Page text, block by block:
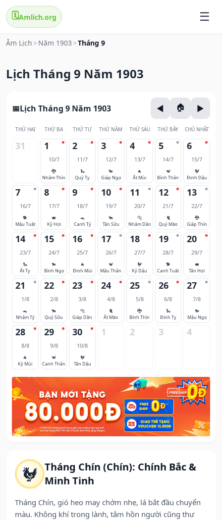
🗓️Amlich.org
Âm Lịch > Năm 1903 >Tháng 9
Lịch Tháng 9 Năm 1903
🐓 Tháng Chín (Chín): Chính Bắc &
Minh Tinh
Tháng Chín, gió heo may chớm nhẹ, lá bắt đầu chuyển
màu. Không khí trong lành, tâm hồn người cũng thư
Lịch Tháng 9 Năm 1903
THỨ HAI THỨ BA THỨ TƯ THỨ NĂM THỨ SÁU THỨ BẢY CHỦ NHẬT
31 1
10/7
🐉
Nhâm Thìn
2
11/7
🐍
Quý Tỵ
3
12/7
🐎
Giáp Ngọ
4
13/7
🐐
Ất Mùi
5
14/7
🐒
Bính Thân
6
15/7
🐓
Đinh Dậu
7
16/7
🐕
Mậu Tuất
8
17/7
🐖
Kỷ Hợi
9
18/7
🐀
Canh Tý
10
19/7
🐂
Tân Sửu
11
20/7
🐅
Nhâm Dần
12
21/7
🐈
Quý Mão
13
22/7
🐉
Giáp Thìn
14
23/7
🐍
Ất Tỵ
15
24/7
🐎
Bính Ngọ
16
25/7
🐐
Đinh Mùi
17
26/7
🐒
Mậu Thân
18
27/7
🐓
Kỷ Dậu
19
28/7
🐕
Canh Tuất
20
29/7
🐖
Tân Hợi
21
1/8
🐀
Nhâm Tý
22
2/8
🐂
Quý Sửu
23
3/8
🐅
Giáp Dần
24
4/8
🐈
Ất Mão
25
5/8
🐉
Bính Thìn
26
6/8
🐍
Đinh Tỵ
27
7/8
🐎
Mậu Ngọ
28
8/8
🐐
Kỷ Mùi
29
9/8
🐒
Canh Thân
30
10/8
🐓
Tân Dậu
1 2 3 4